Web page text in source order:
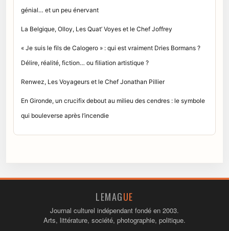
génial… et un peu énervant
La Belgique, Olloy, Les Quat’ Voyes et le Chef Joffrey
« Je suis le fils de Calogero » : qui est vraiment Dries Bormans ?
Délire, réalité, fiction… ou filiation artistique ?
Renwez, Les Voyageurs et le Chef Jonathan Pillier
En Gironde, un crucifix debout au milieu des cendres : le symbole
qui bouleverse après l’incendie
LEMAGUE
Journal culturel indépendant fondé en 2003.
Arts, littérature, société, photographie, politique.